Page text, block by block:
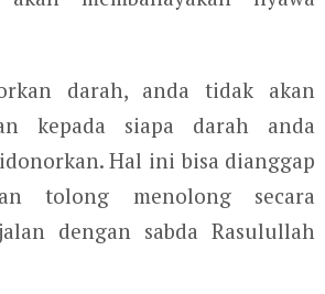
darah, anda tidak akan
kepada siapa darah anda
Hal ini bisa dianggap
tolong menolong secara
dengan sabda Rasulullah